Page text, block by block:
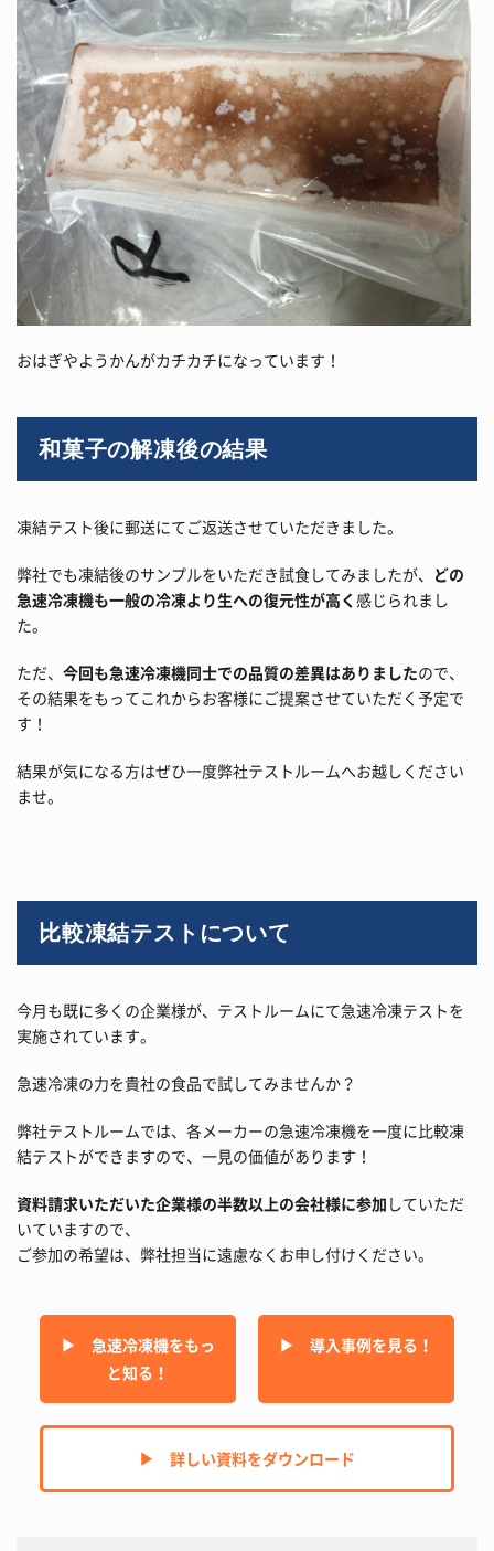
おはぎやようかんがカチカチになっています！
和菓子の解凍後の結果
凍結テスト後に郵送にてご返送させていただきました。
弊社でも凍結後のサンプルをいただき試食してみましたが、 どの
急速冷凍機も一般の冷凍より生への復元性が高く 感じられまし
た。
ただ、 今回も急速冷凍機同士での品質の差異はありましたので、
その結果をもってこれからお客様にご提案させていただく予定で
す！
結果が気になる方はぜひ一度弊社テストルームへお越しください
ませ。
比較凍結テストについて
今月も既に多くの企業様が、テストルームにて急速冷凍テストを
実施されています。
急速冷凍の力を貴社の食品で試してみませんか？
弊社テストルームでは、各メーカーの急速冷凍機を一度に比較凍
結テストができますので、一見の価値があります！
資料請求いただいた企業様の半数以上の会社様に参加 していただ
いていますので、
ご参加の希望は、弊社担当に遠慮なくお申し付けください。
▶︎ 急速冷凍機をもっ
と知る！
▶︎ 導入事例を見る！
▶︎ 詳しい資料をダウンロード